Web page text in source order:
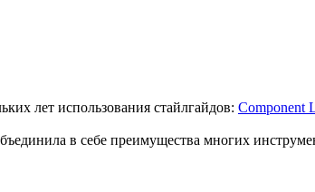
лет использования стайлгайдов: Component
в себе преимущества многих